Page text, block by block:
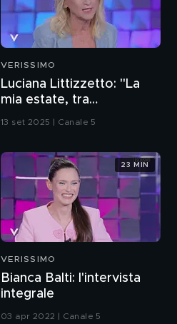
VERISSIMO
Luciana Littizzetto: "La
mia estate, tra
pancreatite e
13 set 2025 | Canale 5
VERISSIMO
Bianca Balti: l'intervista
integrale
03 apr 2022 | Canale 5
23 MIN